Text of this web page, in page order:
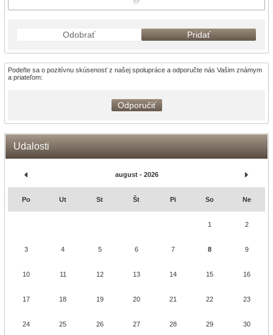
Odobrať Pridať
Podeľte sa o pozitívnu skúsenosť z našej spolupráce a odporučte nás Vašim známym
a priateľom:
Odporučiť
Udalosti
august - 2026
Po Ut St Št Pi So Ne
1 2
3 4 5 6 7 8 9
10 11 12 13 14 15 16
17 18 19 20 21 22 23
24 25 26 27 28 29 30